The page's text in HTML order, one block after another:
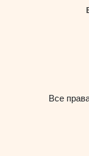
Все